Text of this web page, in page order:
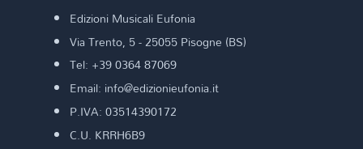
Edizioni Musicali Eufonia
Via Trento, 5 - 25055 Pisogne (BS)
Tel: +39 0364 87069
Email: info@edizionieufonia.it
P.IVA: 03514390172
C.U. KRRH6B9